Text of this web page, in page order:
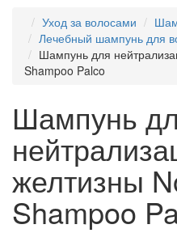
Уход за волосами
Лечебный шампунь для
Шампунь для
Shampoo Palco
Шампунь
желтизны
Shampoo